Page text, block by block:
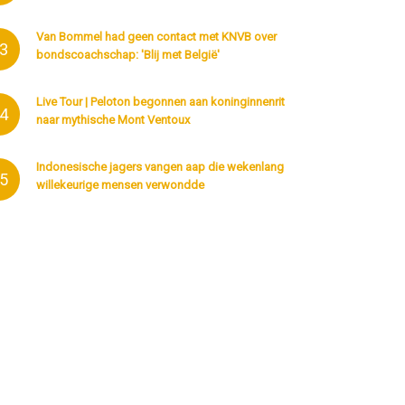
Van Bommel had geen contact met KNVB over
bondscoachschap: 'Blij met België'
Live Tour | Peloton begonnen aan koninginnenrit
naar mythische Mont Ventoux
Indonesische jagers vangen aap die wekenlang
willekeurige mensen verwondde